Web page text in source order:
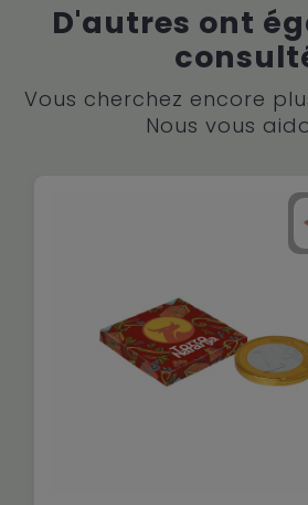
D'autres ont
Vous cherchez encore
Nous vous